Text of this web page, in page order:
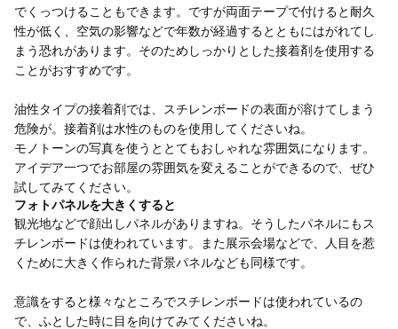
でくっつけることもできます。ですが両面テープで付けると耐久
性が低く、空気の影響などで年数が経過するとともにはがれてし
まう恐れがあります。そのためしっかりとした接着剤を使用する
ことがおすすめです。
油性タイプの接着剤では、スチレンボードの表面が溶けてしまう
危険が。接着剤は水性のものを使用してくださいね。
モノトーンの写真を使うととてもおしゃれな雰囲気になります。
アイデア一つでお部屋の雰囲気を変えることができるので、ぜひ
試してみてください。
フォトパネルを大きくすると
観光地などで顔出しパネルがありますね。そうしたパネルにもス
チレンボードは使われています。また展示会場などで、人目を惹
くために大きく作られた背景パネルなども同様です。
意識をすると様々なところでスチレンボードは使われているの
で、ふとした時に目を向けてみてくださいね。